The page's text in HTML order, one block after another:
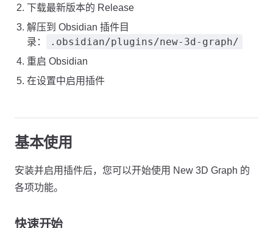
下载最新版本的 Release
解压到 Obsidian 插件目
录：
.obsidian/plugins/new-3d-graph/
重启 Obsidian
在设置中启用插件
基本使用
安装并启用插件后，您可以开始使用 New 3D Graph 的
各项功能。
快速开始